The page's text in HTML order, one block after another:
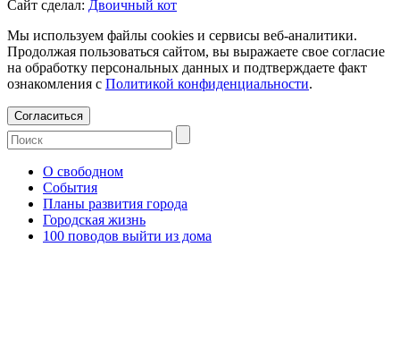
Сайт сделал: Двоичный кот
Мы используем файлы cookies и сервисы веб-аналитики.
Продолжая пользоваться сайтом, вы выражаете свое согласие
на обработку персональных данных и подтверждаете факт
ознакомления с Политикой конфиденциальности.
Согласиться
О свободном
События
Планы развития города
Городская жизнь
100 поводов выйти из дома